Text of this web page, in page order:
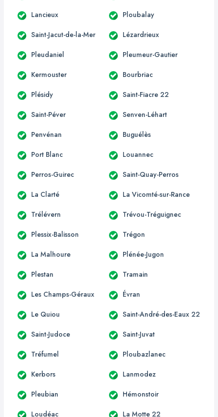
Lancieux Ploubalay
Saint-Jacut-de-la-Mer Lézardrieux
Pleudaniel Pleumeur-Gautier
Kermouster Bourbriac
Plésidy Saint-Fiacre 22
Saint-Péver Senven-Léhart
Penvénan Buguélès
Port Blanc Louannec
Perros-Guirec Saint-Quay-Perros
La Clarté La Vicomté-sur-Rance
Trélévern Trévou-Tréguignec
Plessix-Balisson Trégon
La Malhoure Plénée-Jugon
Plestan Tramain
Les Champs-Géraux Évran
Le Quiou Saint-André-des-Eaux 22
Saint-Judoce Saint-Juvat
Tréfumel Ploubazlanec
Kerbors Lanmodez
Pleubian Hémonstoir
Loudéac La Motte 22